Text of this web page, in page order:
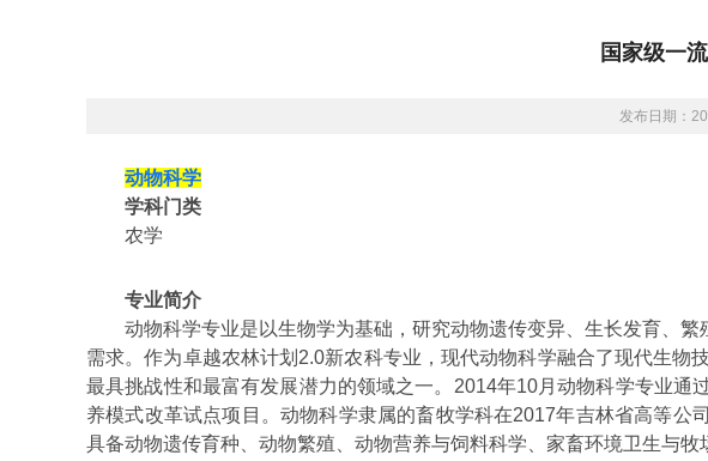
国家级一
发布日期：
动物科学
学科门类
农学
专业简介
动物科学专业是以生物学为基础，研究动物遗传变异、生长发育、
需求。作为卓越农林计划 2.0新农科专业，现代动物科学融合了现代生物
最具挑战性和最富有发展潜力的领域之一。 2014年10月动物科学专业通
养模式改革试点项目。动物科学隶属的畜牧学科在2017年吉林省高等公
具备动物遗传育种、动物繁殖、动物营养与饲料科学、家畜环境卫生与